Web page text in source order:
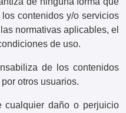
contenidos y/o servicios
normativas aplicables, el
de uso.
de los contenidos
otros usuarios.
cualquier daño o perjuicio